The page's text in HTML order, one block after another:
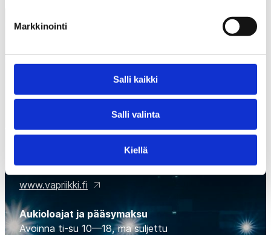
Markkinointi
Salli kaikki
Salli valinta
Kiellä
Suomen Jääkiekkomuseo
Museokeskus Vapriikki, Tampellan alue,
www.vapriikki.fi
Aukioloajat ja pääsymaksu
Avoinna ti-su 10—18, ma suljettu